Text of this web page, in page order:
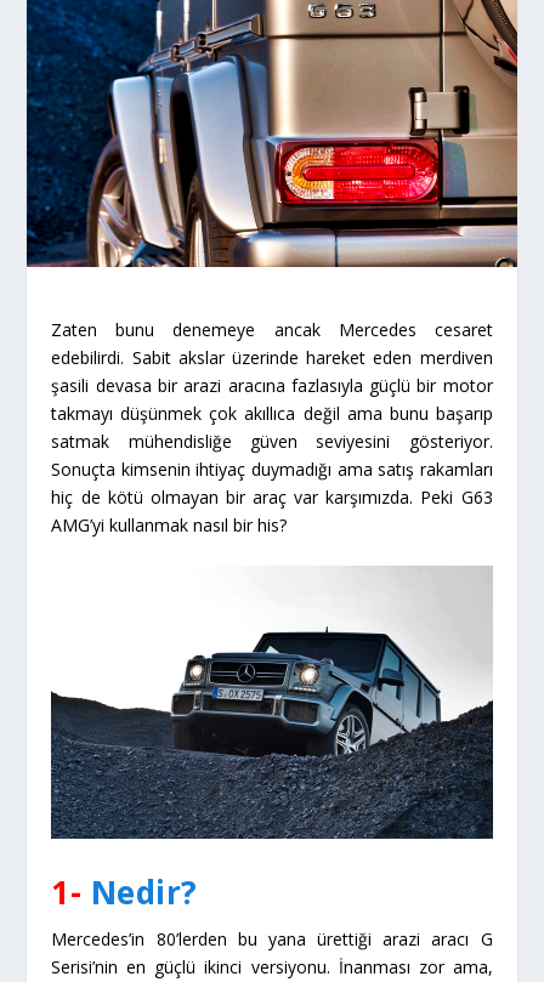
Zaten bunu denemeye ancak Mercedes cesaret
edebilirdi. Sabit akslar üzerinde hareket eden merdiven
şasili devasa bir arazi aracına fazlasıyla güçlü bir motor
takmayı düşünmek çok akıllıca değil ama bunu başarıp
satmak mühendisliğe güven seviyesini gösteriyor.
Sonuçta kimsenin ihtiyaç duymadığı ama satış rakamları
hiç de kötü olmayan bir araç var karşımızda. Peki G63
AMG’yi kullanmak nasıl bir his?
1- Nedir?
Mercedes’in 80’lerden bu yana ürettiği arazi aracı G
Serisi’nin en güçlü ikinci versiyonu. İnanması zor ama,